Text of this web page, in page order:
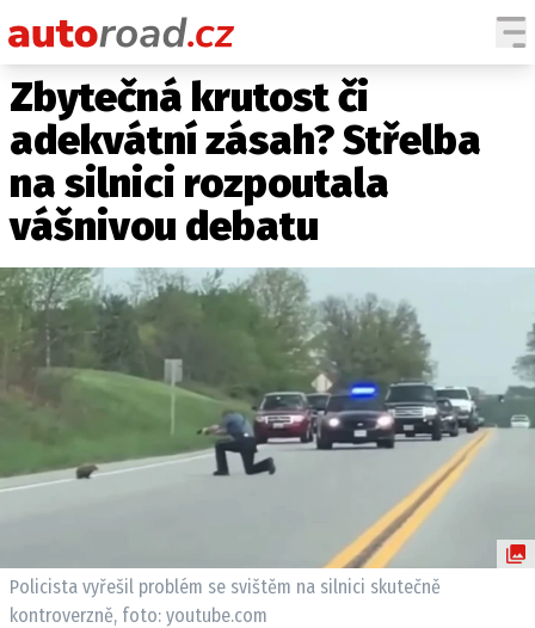
AUTA
TESTY AUT
NOVINKY
EKO
HISTORIE
ZAJÍMAVOSTI
TECHNIKA
EKONOMIKA
ČESKÝ TRH
TUNING
NOVINKY ZE SVĚTA EV
Zbytečná krutost či
adekvátní zásah? Střelba
na silnici rozpoutala
vášnivou debatu
Policista vyřešil problém se svištěm na silnici skutečně
kontroverzně, foto: youtube.com